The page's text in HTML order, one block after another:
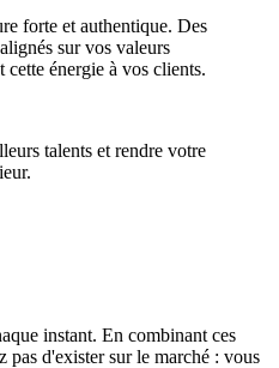
forte et authentique. Des
sur vos valeurs
cette énergie à vos clients.
talents et rendre votre
instant. En combinant ces
pas d'exister sur le marché : vous